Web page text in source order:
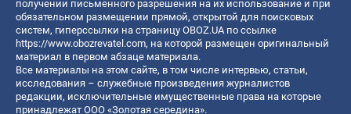
получении письменного разрешения на их использование и при
обязательном размещении прямой, открытой для поисковых
систем, гиперссылки на страницу OBOZ.UA по ссылке
https://www.obozrevatel.com, на которой размещен оригинальный
материал в первом абзаце материала.
Все материалы на этом сайте, в том числе интервью, статьи,
исследования – служебные произведения журналистов
редакции, исключительные имущественные права на которые
принадлежат ООО «Золотая середина».